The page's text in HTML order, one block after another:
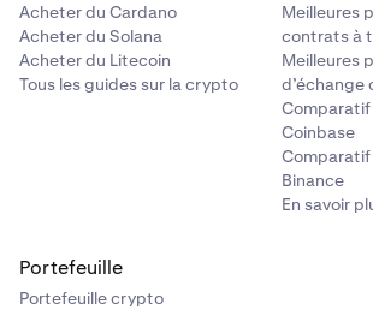
Acheter du Cardano
Acheter du Solana
Acheter du Litecoin
Tous les guides sur la crypto
Meilleures
contrats à
Meilleures
d’échange
Coinbase
Binance
En savoir
Portefeuille
Portefeuille crypto